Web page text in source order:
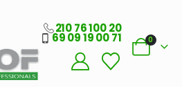
210 76 100 20
69 09 19 00 71 0